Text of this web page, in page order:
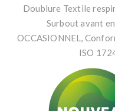
Doublure Textile
Surbout avant
OCCASIONNEL,
ISO